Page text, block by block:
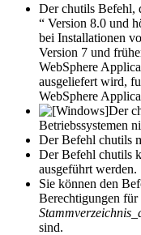
Derchutils Befehl,
“ Version 8.0 und
bei Installationen
Version 7 und
WebSphere
ausgeliefert wird,
WebSphere
Der
Betriebssystemen
Der Befehl chutils
Der Befehl chutils
ausgeführt werden.
Sie können den
Berechtigungen für
sind.